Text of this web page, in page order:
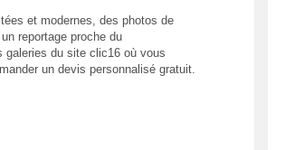
et modernes, des photos de
reportage proche du
galeries du site clic16 où vous
un devis personnalisé gratuit.